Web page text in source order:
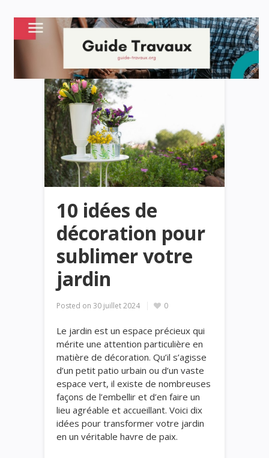
10 idées de
décoration pour
sublimer votre
jardin
Posted on 30 juillet 2024 0
Le jardin est un espace précieux qui
mérite une attention particulière en
matière de décoration. Qu’il s’agisse
d’un petit patio urbain ou d’un vaste
espace vert, il existe de nombreuses
façons de l’embellir et d’en faire un
lieu agréable et accueillant. Voici dix
idées pour transformer votre jardin
en un véritable havre de paix.